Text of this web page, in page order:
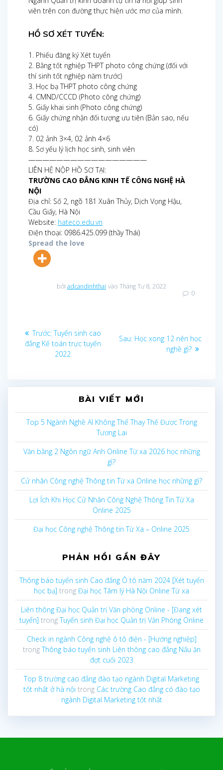
viên trên con đường thực hiện ước mơ của mình.
HỒ SƠ XÉT TUYỂN:
1. Phiếu đăng ký Xét tuyển
2. Bằng tốt nghiệp THPT photo công chứng (đối với
thí sinh tốt nghiệp năm trước)
3. Học bạ THPT photo công chứng
4. CMND/CCCD (Photo công chứng)
5. Giấy khai sinh (Photo công chứng)
6. Giấy chứng nhận đối tượng ưu tiên (Bản sao, nếu
có)
7. 02 ảnh 3×4, 02 ảnh 4×6
8. Sơ yếu lý lịch học sinh, sinh viên
—————————————————
LIÊN HỆ NỘP HỒ SƠ TẠI:
TRƯỜNG CAO ĐẲNG KINH TẾ CÔNG NGHỆ HÀ
NỘI
Địa chỉ: Số 2, ngõ 181 Xuân Thủy, Dịch Vọng Hậu,
Cầu Giấy, Hà Nội
Website: hateco.edu.vn
Điện thoại: 0986.425.099 (thầy Thái)
Spread the love
bởi adcandinhthai vào Tháng Tư 8, 2022
0
hướng
Trước:Bài
trước
Tuyển sinh cao
đẳng Kế toán trực tuyến
2022
Sau: Bài
Học xong 12 nên học
nghề gì?
BÀI VIẾT MỚI
Top 5 Ngành Nghề AI Không Thể Thay Thế Được Trong
Tương Lai
Văn bằng 2 Ngôn ngữ Anh Online Từ xa 2026 học những
gì?
Cử nhân Công nghệ Thông tin Từ xa Online học những gì?
Lợi Ích Khi Học Cử Nhân Công Nghệ Thông Tin Từ Xa
Online 2025
Đại học Công nghệ Thông tin Từ Xa – Online 2025
PHẢN HỒI GẦN ĐÂY
Thông báo tuyển sinh Cao đẳng Ô tô năm 2024 [Xét tuyển
học bạ] trong Đại học Tâm lý Hà Nội Online Từ xa
Liên thông Đại học Quản trị Văn phòng Online - [Đang xét
tuyển] trongTuyển sinh Đại học Quản trị Văn Phòng Online
Check in ngành Công nghệ ô tô điện - [Hướng nghiệp]
trongThông báo tuyển sinh Liên thông cao đẳng Nấu ăn
đợt cuối 2023
Top 8 trường cao đẳng đào tạo ngành Digital Marketing
tốt nhất ở hà nội trong Các trường Cao đẳng có đào tạo
ngành Digital Marketing tốt nhất